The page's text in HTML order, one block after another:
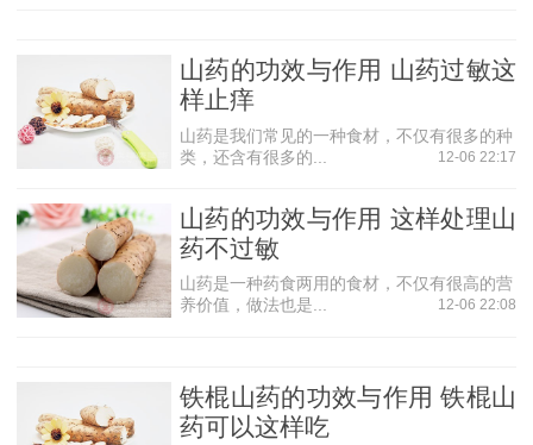
山药含有粘液蛋白，有降低血糖的作用，可用于治疗糖
尿病，是糖尿病人的食疗佳品。
延年益寿作用
阻止血脂在血管壁的沉淀，预防心血疾病，取得益志安神、
延年益寿的功效。
抗肝昏迷作用
据美国《健康》杂志报道，这种特殊的黏性成分，对中
山药的功效与作用 山药过敏这
样止痒
山药是我们常见的一种食材，不仅有很多的种
类，还含有很多的...
12-06 22:17
山药的功效与作用 这样处理山
药不过敏
山药是一种药食两用的食材，不仅有很高的营
养价值，做法也是...
12-06 22:08
铁棍山药的功效与作用 铁棍山
药可以这样吃